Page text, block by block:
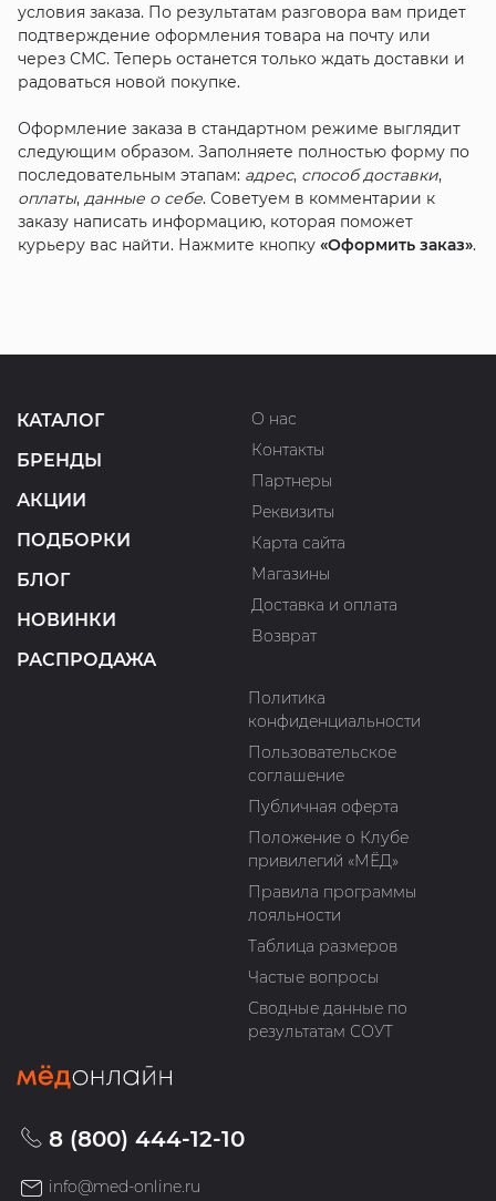
условия заказа. По результатам разговора вам придет
подтверждение оформления товара на почту или
через СМС. Теперь останется только ждать доставки и
радоваться новой покупке.
Оформление заказа в стандартном режиме выглядит
следующим образом. Заполняете полностью форму по
последовательным этапам: адрес, способ доставки,
оплаты, данные о себе. Советуем в комментарии к
заказу написать информацию, которая поможет
курьеру вас найти. Нажмите кнопку «Оформить заказ».
КАТАЛОГ
БРЕНДЫ
АКЦИИ
ПОДБОРКИ
БЛОГ
НОВИНКИ
РАСПРОДАЖА
О нас
Контакты
Партнеры
Реквизиты
Карта сайта
Магазины
Доставка и оплата
Возврат
Политика
конфиденциальности
Пользовательское
соглашение
Публичная оферта
Положение о Клубе
привилегий «МЁД»
Правила программы
лояльности
Таблица размеров
Частые вопросы
Сводные данные по
результатам СОУТ
8 (800) 444-12-10
info@med-online.ru